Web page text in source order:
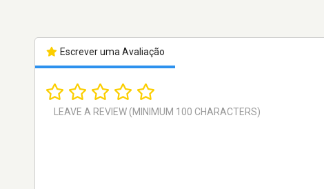
Escrever uma Avaliação